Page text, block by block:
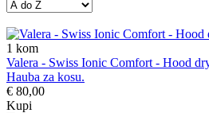
1 kom
Valera - Swiss Ionic Comfort - Hood
Hauba za kosu.
€ 80,00
Kupi